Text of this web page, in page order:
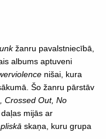
žanru pavalstniecībā,
albums aptuveni
nišai, kura
Šo žanru pārstāv
Crossed Out, No
mijās ar
skaņa, kuru grupa